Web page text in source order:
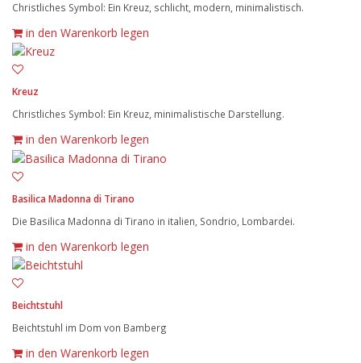
Christliches Symbol: Ein Kreuz, schlicht, modern, minimalistisch.
in den Warenkorb legen
Kreuz
Christliches Symbol: Ein Kreuz, minimalistische Darstellung.
in den Warenkorb legen
Basilica Madonna di Tirano
Die Basilica Madonna di Tirano in italien, Sondrio, Lombardei.
in den Warenkorb legen
Beichtstuhl
Beichtstuhl im Dom von Bamberg
in den Warenkorb legen